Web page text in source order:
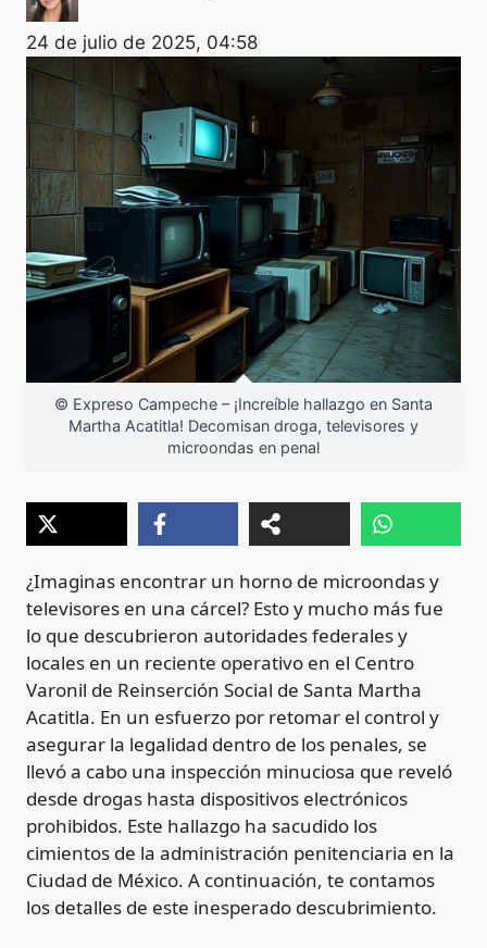
24 de julio de 2025, 04:58
© Expreso Campeche – ¡Increíble hallazgo en Santa
Martha Acatitla! Decomisan droga, televisores y
microondas en penal
¿Imaginas encontrar un horno de microondas y
televisores en una cárcel? Esto y mucho más fue
lo que descubrieron autoridades federales y
locales en un reciente operativo en el Centro
Varonil de Reinserción Social de Santa Martha
Acatitla. En un esfuerzo por retomar el control y
asegurar la legalidad dentro de los penales, se
llevó a cabo una inspección minuciosa que reveló
desde drogas hasta dispositivos electrónicos
prohibidos. Este hallazgo ha sacudido los
cimientos de la administración penitenciaria en la
Ciudad de México. A continuación, te contamos
los detalles de este inesperado descubrimiento.